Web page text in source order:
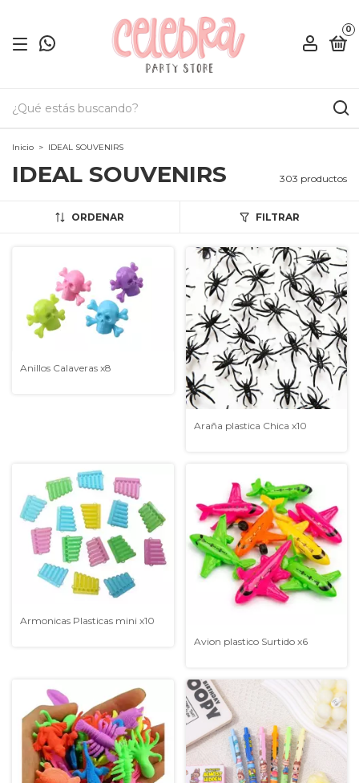
0
Inicio > IDEAL SOUVENIRS
IDEAL SOUVENIRS 303 productos
ORDENAR FILTRAR
Anillos Calaveras x8
Araña plastica Chica x10
Armonicas Plasticas mini x10
Avion plastico Surtido x6